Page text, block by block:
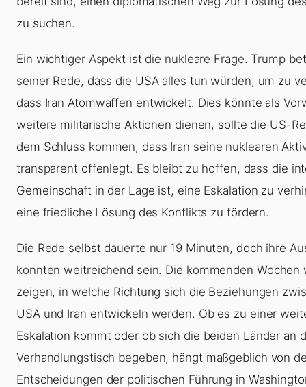
zu suchen.
Ein wichtiger Aspekt ist die nukleare Frage. Trump
seiner Rede, dass die USA alles tun würden, um zu
dass Iran Atomwaffen entwickelt. Dies könnte als
weitere militärische Aktionen dienen, sollte die US-
dem Schluss kommen, dass Iran seine nuklearen
transparent offenlegt. Es bleibt zu hoffen, dass die
Gemeinschaft in der Lage ist, eine Eskalation zu
eine friedliche Lösung des Konflikts zu fördern.
Die Rede selbst dauerte nur 19 Minuten, doch ihre
könnten weitreichend sein. Die kommenden Wochen
zeigen, in welche Richtung sich die Beziehungen
USA und Iran entwickeln werden. Ob es zu einer
Eskalation kommt oder ob sich die beiden Länder an
Verhandlungstisch begeben, hängt maßgeblich von
Entscheidungen der politischen Führung in